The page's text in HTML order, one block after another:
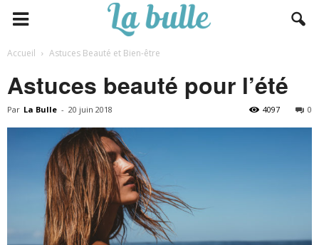
Accueil Astuces Beauté et Bien-être
Astuces beauté pour l’été
Par La Bulle - 20 juin 2018 0
4097